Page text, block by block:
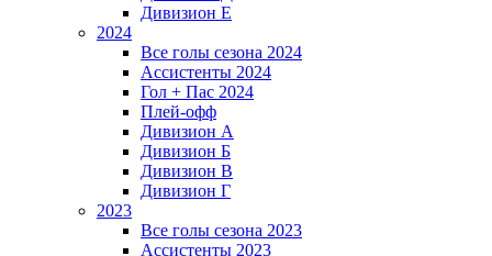
Дивизион Е
2024
Все голы сезона 2024
Ассистенты 2024
Гол + Пас 2024
Плей-офф
Дивизион A
Дивизион Б
Дивизион В
Дивизион Г
2023
Все голы сезона 2023
Ассистенты 2023